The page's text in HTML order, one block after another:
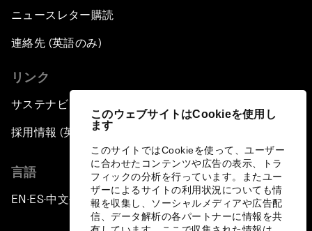
このウェブサイトはCookieを使用し
ます
このサイトではCookieを使って、ユーザー
に合わせたコンテンツや広告の表示、トラ
フィックの分析を行っています。またユー
ザーによるサイトの利用状況についても情
報を収集し、ソーシャルメディアや広告配
信、データ解析の各パートナーに情報を共
ニュースレター購読
連絡先 (英語のみ)
リンク
サステナビリティへの取り組み
採用情報 (英語のみ)
言語
EN ▪ ES▪中文▪ 日本語